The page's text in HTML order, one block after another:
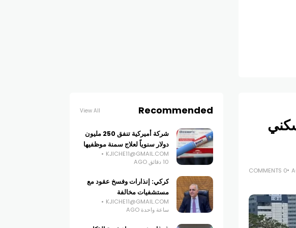
0 COMMENTS
Recommended
View All
شركة أميركية تنفق 250 مليون
دولار سنوياً لعلاج سمنة موظفيها
KJICHE11@GMAIL.COM
10 دقائق AGO
كركي: إنذارات وفسخ عقود مع
مستشفيات مخالفة
KJICHE11@GMAIL.COM
ساعة واحدة AGO